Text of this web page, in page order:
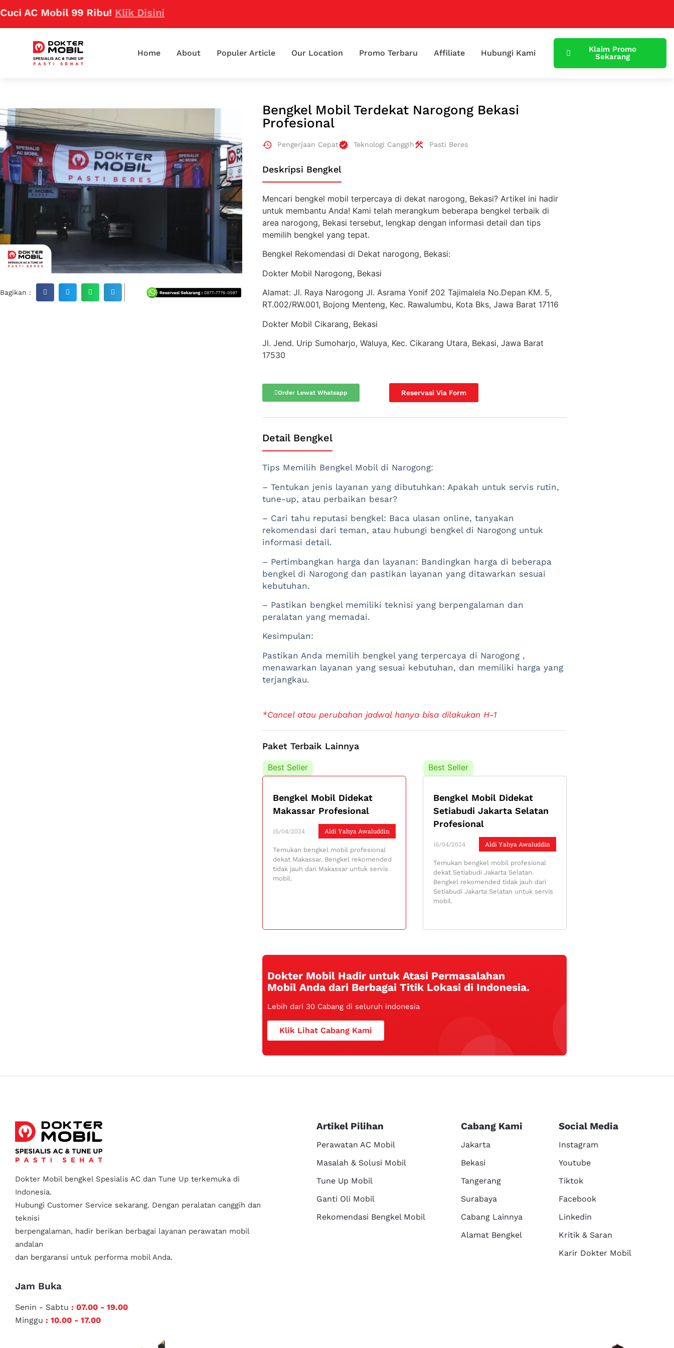
Mobil 99 Ribu!Klik Disini
Home About Populer Article Our Location Promo Terbaru Affiliate Hubungi Kami
Klaim Promo
Sekarang
Bagikan :
Bengkel Mobil Terdekat Narogong Bekasi
Profesional
Pengerjaan Cepat Teknologi Canggih Pasti Beres
Deskripsi Bengkel
Mencari bengkel mobil terpercaya di dekat narogong, Bekasi? Artikel ini hadir
untuk membantu Anda! Kami telah merangkum beberapa bengkel terbaik di
area narogong, Bekasi tersebut, lengkap dengan informasi detail dan tips
memilih bengkel yang tepat.
Bengkel Rekomendasi di Dekat narogong, Bekasi:
Dokter Mobil Narogong, Bekasi
Alamat: Jl. Raya Narogong Jl. Asrama Yonif 202 Tajimalela No.Depan KM. 5,
RT.002/RW.001, Bojong Menteng, Kec. Rawalumbu, Kota Bks, Jawa Barat 17116
Dokter Mobil Cikarang, Bekasi
Jl. Jend. Urip Sumoharjo, Waluya, Kec. Cikarang Utara, Bekasi, Jawa Barat
17530
Order Lewat Whatsapp Reservasi Via Form
Detail Bengkel
Tips Memilih Bengkel Mobil di Narogong:
– Tentukan jenis layanan yang dibutuhkan: Apakah untuk servis rutin,
tune-up, atau perbaikan besar?
– Cari tahu reputasi bengkel: Baca ulasan online, tanyakan
rekomendasi dari teman, atau hubungi bengkel di Narogong untuk
informasi detail.
– Pertimbangkan harga dan layanan: Bandingkan harga di beberapa
bengkel di Narogong dan pastikan layanan yang ditawarkan sesuai
kebutuhan.
– Pastikan bengkel memiliki teknisi yang berpengalaman dan
peralatan yang memadai.
Kesimpulan:
Pastikan Anda memilih bengkel yang terpercaya di Narogong ,
menawarkan layanan yang sesuai kebutuhan, dan memiliki harga yang
terjangkau.
*Cancel atau perubahan jadwal hanya bisa dilakukan H-1
Paket Terbaik Lainnya
Best Seller
Bengkel Mobil Didekat
Makassar Profesional
Aldi Yahya Awaluddin
16/04/2024
Temukan bengkel mobil profesional
dekat Makassar. Bengkel rekomended
tidak jauh dari Makassar untuk servis
mobil.
Best Seller
Bengkel Mobil Didekat
Setiabudi Jakarta Selatan
Profesional
Aldi Yahya Awaluddin
16/04/2024
Temukan bengkel mobil profesional
dekat Setiabudi Jakarta Selatan.
Bengkel rekomended tidak jauh dari
Setiabudi Jakarta Selatan untuk servis
mobil.
Dokter Mobil Hadir untuk Atasi Permasalahan
Mobil Anda dari Berbagai Titik Lokasi di Indonesia.
Lebih dari 30 Cabang di seluruh indonesia
Klik Lihat Cabang Kami
Dokter Mobil bengkel Spesialis AC dan Tune Up terkemuka di
Indonesia.
Hubungi Customer Service sekarang. Dengan peralatan canggih dan
teknisi
berpengalaman, hadir berikan berbagai layanan perawatan mobil
andalan
dan bergaransi untuk performa mobil Anda.
Jam Buka
Senin - Sabtu : 07.00 - 19.00
Minggu : 10.00 - 17.00
Artikel Pilihan
Perawatan AC Mobil
Masalah & Solusi Mobil
Tune Up Mobil
Ganti Oli Mobil
Rekomendasi Bengkel Mobil
Cabang Kami
Jakarta
Bekasi
Tangerang
Surabaya
Cabang Lainnya
Alamat Bengkel
Social Media
Instagram
Youtube
Tiktok
Facebook
Linkedin
Kritik & Saran
Karir Dokter Mobil